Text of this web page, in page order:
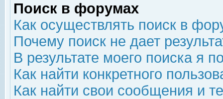
Поиск в форумах
Как осуществлять поиск в
Почему поиск не дает
В результате моего поиска я
Как найти конкретного
Как найти свои сообщения и